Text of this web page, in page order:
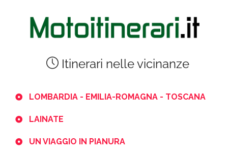
Itinerari nelle vicinanze
LOMBARDIA - EMILIA-ROMAGNA - TOSCANA
LAINATE
UN VIAGGIO IN PIANURA